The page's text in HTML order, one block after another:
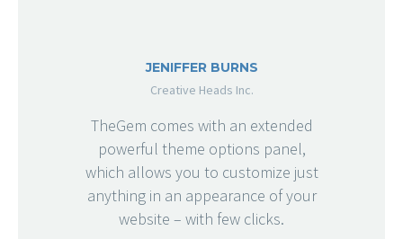
JENIFFER BURNS
Creative Heads Inc.
TheGem comes with an extended
powerful theme options panel,
which allows you to customize just
anything in an appearance of your
website – with few clicks.